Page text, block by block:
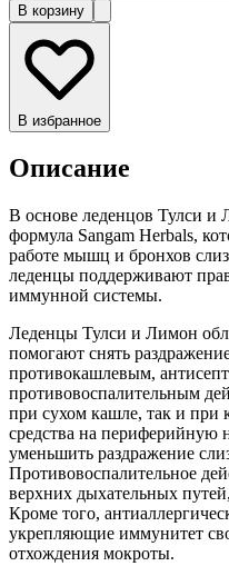
В корзину
В избранное
Описание
В основе леденцов Тулси и
формула Sangam Herbals,
работе мышц и бронхов
леденцы поддерживают
иммунной системы.
Леденцы Тулси и Лимон
помогают снять
противокашлевым,
противовоспалительным
при сухом кашле, так и при
средства на периферийную
уменьшить раздражение
Противовоспалительное
верхних дыхательных
Кроме того,
укрепляющие иммунитет
отхождения мокроты.